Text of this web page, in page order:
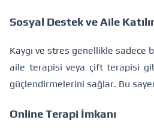
Sosyal Destek ve Aile
Kaygı ve stres genellikle sadece
aile terapisi veya çift terapisi
güçlendirmelerini sağlar. Bu
Online Terapi İmkanı